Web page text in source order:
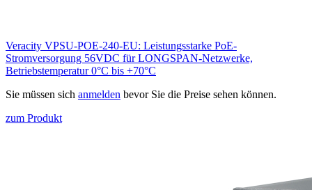
Veracity VPSU-POE-240-EU: Leistungsstarke PoE-
Stromversorgung 56VDC für LONGSPAN-Netzwerke,
Betriebstemperatur 0°C bis +70°C
Sie müssen sich anmelden bevor Sie die Preise sehen können.
zum Produkt